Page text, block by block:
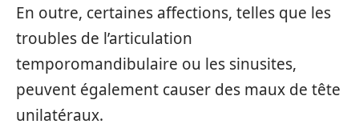
En outre, certaines affections, telles que les
troubles de l’articulation
temporomandibulaire ou les sinusites,
peuvent également causer des maux de tête
unilatéraux.